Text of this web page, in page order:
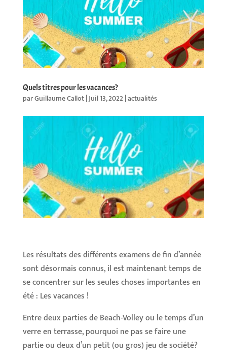
Quels titres pour les vacances?
parGuillaume Callot|Juil 13, 2022|actualités
Les résultats des différents examens de fin d’année
sont désormais connus, il est maintenant temps de
se concentrer sur les seules choses importantes en
été : Les vacances !
Entre deux parties de Beach-Volley ou le temps d’un
verre en terrasse, pourquoi ne pas se faire une
partie ou deux d’un petit (ou gros) jeu de société?